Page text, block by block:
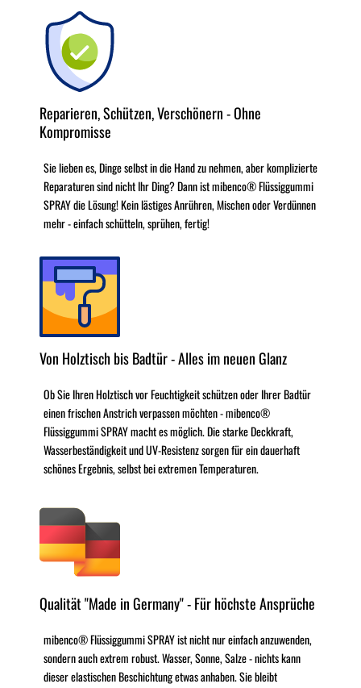
Reparieren, Schützen, Verschönern - Ohne
Kompromisse
Sie lieben es, Dinge selbst in die Hand zu nehmen, aber komplizierte
Reparaturen sind nicht Ihr Ding? Dann ist mibenco® Flüssiggummi
SPRAY die Lösung! Kein lästiges Anrühren, Mischen oder Verdünnen
mehr - einfach schütteln, sprühen, fertig!
Von Holztisch bis Badtür - Alles im neuen Glanz
Ob Sie Ihren Holztisch vor Feuchtigkeit schützen oder Ihrer Badtür
einen frischen Anstrich verpassen möchten - mibenco®
Flüssiggummi SPRAY macht es möglich. Die starke Deckkraft,
Wasserbeständigkeit und UV-Resistenz sorgen für ein dauerhaft
schönes Ergebnis, selbst bei extremen Temperaturen.
Qualität "Made in Germany" - Für höchste Ansprüche
mibenco® Flüssiggummi SPRAY ist nicht nur einfach anzuwenden,
sondern auch extrem robust. Wasser, Sonne, Salze - nichts kann
dieser elastischen Beschichtung etwas anhaben. Sie bleibt